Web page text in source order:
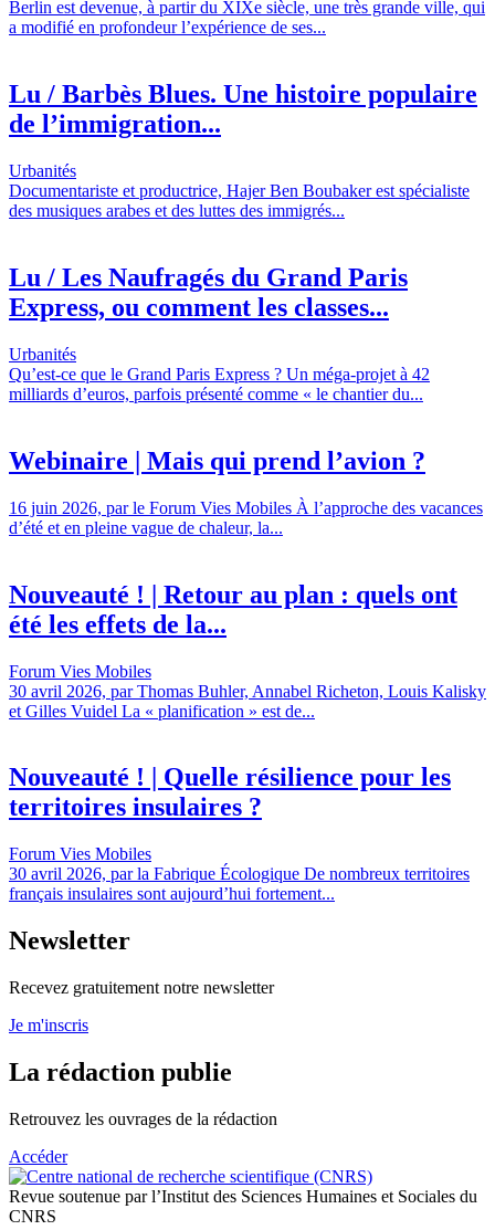
Berlin est devenue, à partir du XIXe siècle, une très grande ville, qui
a modifié en profondeur l’expérience de ses...
Lu / Barbès Blues. Une histoire populaire
de l’immigration...
Urbanités
Documentariste et productrice, Hajer Ben Boubaker est spécialiste
des musiques arabes et des luttes des immigrés...
Lu / Les Naufragés du Grand Paris
Express, ou comment les classes...
Urbanités
Qu’est-ce que le Grand Paris Express ? Un méga-projet à 42
milliards d’euros, parfois présenté comme « le chantier du...
Webinaire | Mais qui prend l’avion ?
16 juin 2026, par le Forum Vies Mobiles À l’approche des vacances
d’été et en pleine vague de chaleur, la...
Nouveauté ! | Retour au plan : quels ont
été les effets de la...
Forum Vies Mobiles
30 avril 2026, par Thomas Buhler, Annabel Richeton, Louis Kalisky
et Gilles Vuidel La « planification » est de...
Nouveauté ! | Quelle résilience pour les
territoires insulaires ?
Forum Vies Mobiles
30 avril 2026, par la Fabrique Écologique De nombreux territoires
français insulaires sont aujourd’hui fortement...
Newsletter
Recevez gratuitement notre newsletter
Je m'inscris
La rédaction publie
Retrouvez les ouvrages de la rédaction
Accéder
Revue soutenue par l’Institut des Sciences Humaines et Sociales du
CNRS